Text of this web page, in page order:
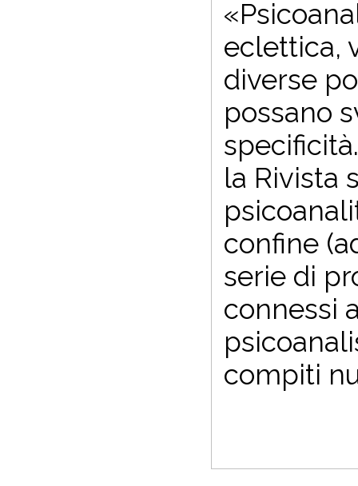
eclettica,
diverse
possano
la Rivista
confine
serie di
connessi
compiti